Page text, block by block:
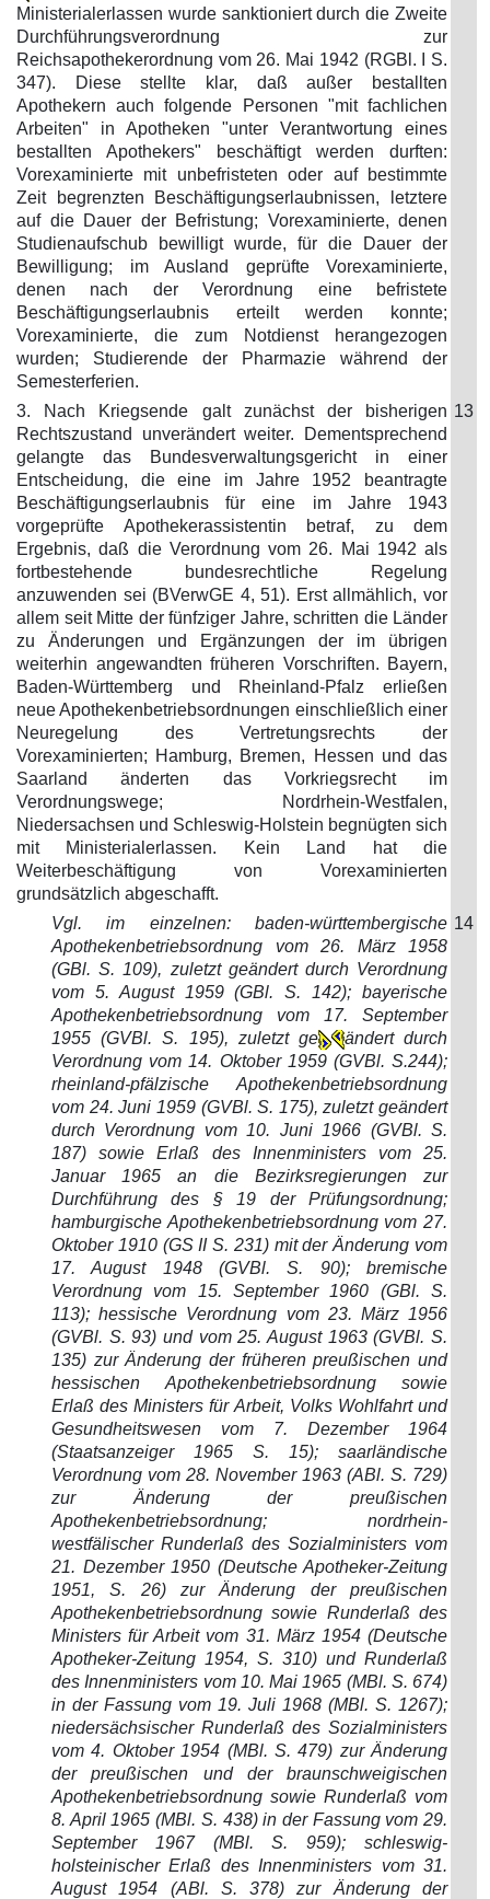
Ministerialerlassen wurde sanktioniert durch die Zweite
Durchführungsverordnung zur
Reichsapothekerordnung vom 26. Mai 1942 (RGBl. I S.
347). Diese stellte klar, daß außer bestallten
Apothekern auch folgende Personen "mit fachlichen
Arbeiten" in Apotheken "unter Verantwortung eines
bestallten Apothekers" beschäftigt werden durften:
Vorexaminierte mit unbefristeten oder auf bestimmte
Zeit begrenzten Beschäftigungserlaubnissen, letztere
auf die Dauer der Befristung; Vorexaminierte, denen
Studienaufschub bewilligt wurde, für die Dauer der
Bewilligung; im Ausland geprüfte Vorexaminierte,
denen nach der Verordnung eine befristete
Beschäftigungserlaubnis erteilt werden konnte;
Vorexaminierte, die zum Notdienst herangezogen
wurden; Studierende der Pharmazie während der
Semesterferien.
3. Nach Kriegsende galt zunächst der bisherigen
Rechtszustand unverändert weiter. Dementsprechend
gelangte das Bundesverwaltungsgericht in einer
Entscheidung, die eine im Jahre 1952 beantragte
Beschäftigungserlaubnis für eine im Jahre 1943
vorgeprüfte Apothekerassistentin betraf, zu dem
Ergebnis, daß die Verordnung vom 26. Mai 1942 als
fortbestehende bundesrechtliche Regelung
anzuwenden sei (BVerwGE 4, 51). Erst allmählich, vor
allem seit Mitte der fünfziger Jahre, schritten die Länder
zu Änderungen und Ergänzungen der im übrigen
weiterhin angewandten früheren Vorschriften. Bayern,
Baden-Württemberg und Rheinland-Pfalz erließen
neue Apothekenbetriebsordnungen einschließlich einer
Neuregelung des Vertretungsrechts der
Vorexaminierten; Hamburg, Bremen, Hessen und das
Saarland änderten das Vorkriegsrecht im
Verordnungswege; Nordrhein-Westfalen,
Niedersachsen und Schleswig-Holstein begnügten sich
mit Ministerialerlassen. Kein Land hat die
Weiterbeschäftigung von Vorexaminierten
grundsätzlich abgeschafft.
13
Vgl. im einzelnen: baden-württembergische
Apothekenbetriebsordnung vom 26. März 1958
(GBl. S. 109), zuletzt geändert durch Verordnung
vom 5. August 1959 (GBl. S. 142); bayerische
Apothekenbetriebsordnung vom 17. September
1955 (GVBl. S. 195), zuletzt ge
ändert durch
Verordnung vom 14. Oktober 1959 (GVBl. S.244);
rheinland-pfälzische Apothekenbetriebsordnung
vom 24. Juni 1959 (GVBl. S. 175), zuletzt geändert
durch Verordnung vom 10. Juni 1966 (GVBl. S.
187) sowie Erlaß des Innenministers vom 25.
Januar 1965 an die Bezirksregierungen zur
Durchführung des § 19 der Prüfungsordnung;
hamburgische Apothekenbetriebsordnung vom 27.
Oktober 1910 (GS II S. 231) mit der Änderung vom
17. August 1948 (GVBl. S. 90); bremische
Verordnung vom 15. September 1960 (GBl. S.
113); hessische Verordnung vom 23. März 1956
(GVBl. S. 93) und vom 25. August 1963 (GVBl. S.
135) zur Änderung der früheren preußischen und
hessischen Apothekenbetriebsordnung sowie
Erlaß des Ministers für Arbeit, Volks Wohlfahrt und
Gesundheitswesen vom 7. Dezember 1964
(Staatsanzeiger 1965 S. 15); saarländische
Verordnung vom 28. November 1963 (ABl. S. 729)
zur Änderung der preußischen
Apothekenbetriebsordnung; nordrhein-
westfälischer Runderlaß des Sozialministers vom
21. Dezember 1950 (Deutsche Apotheker-Zeitung
1951, S. 26) zur Änderung der preußischen
Apothekenbetriebsordnung sowie Runderlaß des
Ministers für Arbeit vom 31. März 1954 (Deutsche
Apotheker-Zeitung 1954, S. 310) und Runderlaß
des Innenministers vom 10. Mai 1965 (MBl. S. 674)
in der Fassung vom 19. Juli 1968 (MBl. S. 1267);
niedersächsischer Runderlaß des Sozialministers
vom 4. Oktober 1954 (MBl. S. 479) zur Änderung
der preußischen und der braunschweigischen
Apothekenbetriebsordnung sowie Runderlaß vom
8. April 1965 (MBl. S. 438) in der Fassung vom 29.
September 1967 (MBl. S. 959); schleswig-
holsteinischer Erlaß des Innenministers vom 31.
August 1954 (ABl. S. 378) zur Änderung der
14